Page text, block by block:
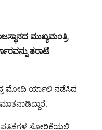
ಮುಖ್ಯಮಂತ್ರಿ
ತರಾಟೆ
ಮೋದಿ ರ್ಯಾಲಿ ನಡೆಸಿದ
ಪತ್ರಿಕೆಗಳ ಸೋರಿಕೆಯಲ್ಲಿ